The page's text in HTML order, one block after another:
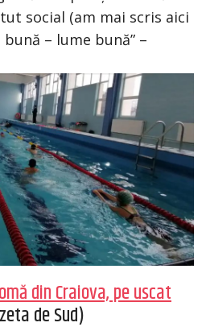
social (am mai scris aici
bună – lume bună” –
din Craiova, pe uscat
de Sud)